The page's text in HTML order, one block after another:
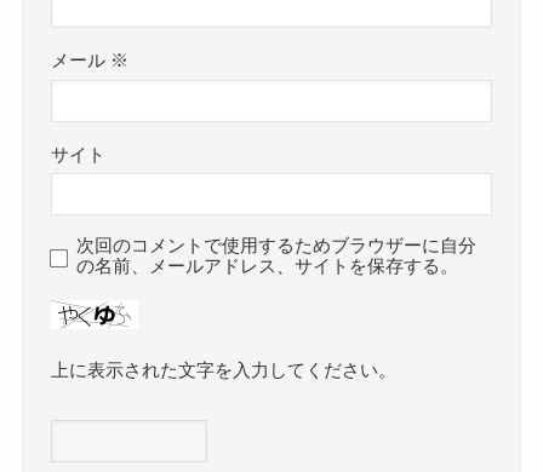
メール ※
サイト
次回のコメントで使用するためブラウザーに自分
の名前、メールアドレス、サイトを保存する。
上に表示された文字を入力してください。